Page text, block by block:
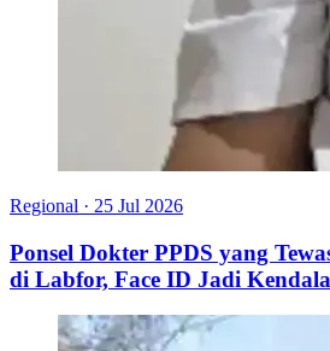
Regional · 25 Jul 2026
Ponsel Dokter PPDS yang
di Labfor, Face ID Jadi Kendala